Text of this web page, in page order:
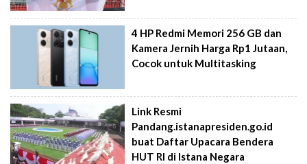
4 HP Redmi Memori 256 GB dan
Kamera Jernih Harga Rp1 Jutaan,
Cocok untuk Multitasking
Link Resmi
Pandang.istanapresiden.go.id
buat Daftar Upacara Bendera
HUT RI di Istana Negara